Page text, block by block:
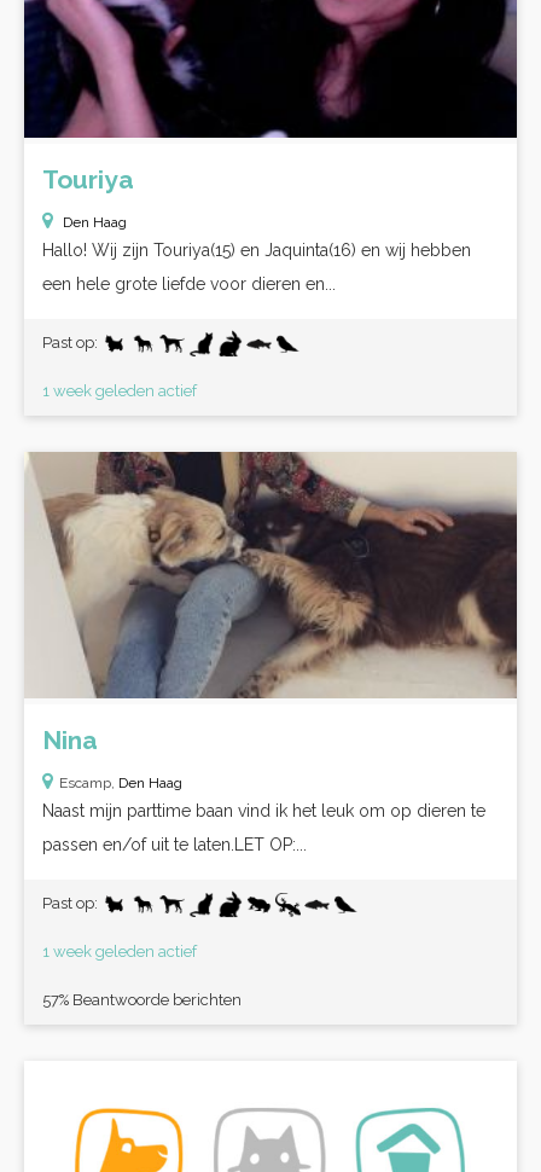
Touriya
Den Haag
Hallo! Wij zijn Touriya(15) en Jaquinta(16) en wij hebben
een hele grote liefde voor dieren en...
Past op:
1 week geleden actief
Nina
Escamp, Den Haag
Naast mijn parttime baan vind ik het leuk om op dieren te
passen en/of uit te laten.LET OP:...
Past op:
1 week geleden actief
57% Beantwoorde berichten